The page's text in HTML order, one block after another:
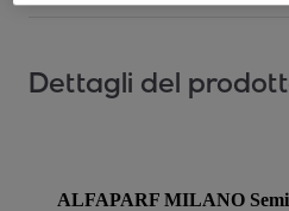
Dettagli del
ALFAPARF MILANO